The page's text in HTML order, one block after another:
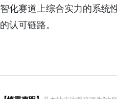
智化赛道上综合实力的系
的认可链路。